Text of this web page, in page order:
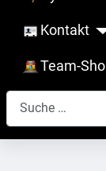
Kontakt
Team-
Suchen